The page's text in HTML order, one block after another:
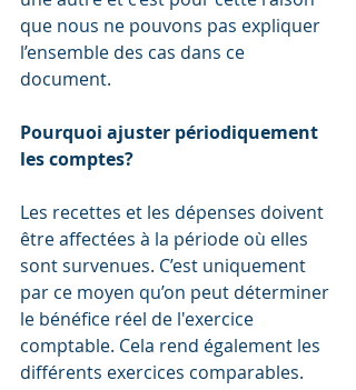
que nous ne pouvons pas expliquer
l’ensemble des cas dans ce
document.
Pourquoi ajuster périodiquement
les comptes?
Les recettes et les dépenses doivent
être affectées à la période où elles
sont survenues. C’est uniquement
par ce moyen qu’on peut déterminer
le bénéfice réel de l'exercice
comptable. Cela rend également les
différents exercices comparables.